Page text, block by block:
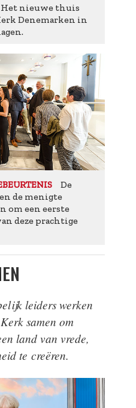
Het nieuwe thuis
Denemarken in
De
de menigte
om een eerste
deze prachtige
leiders werken
samen om
land van vrede,
te creëren.